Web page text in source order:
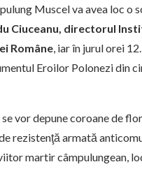
Muscel va avea loc o
Ciuceanu, directorul
Române, iar în jurul orei
Eroilor Polonezi din
vor depune coroane de
rezistenţă armată
martir câmpulungean,